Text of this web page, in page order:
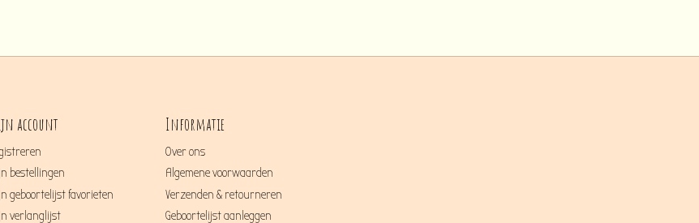
account
bestellingen
geboortelijst favorieten
verlanglijst
Informatie
Over ons
Algemene voorwaarden
Verzenden & retourneren
Geboortelijst aanleggen